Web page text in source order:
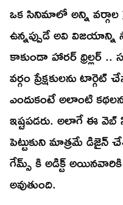
ఒక సినిమాలో అన్ని వర్గాల
ఉన్నప్పుడే అవి
కాకుండా హారర్ థ్రిల్లర్ ..
వర్గం ప్రేక్షకులను
ఎందుకంటే అలాంటి కథలను
ఇష్టపడరు. అలాగే ఈ వెబ్
పెట్టుకుని మాత్రమే
గేమ్స్ కి అడిక్ట్
అవుతుంది.